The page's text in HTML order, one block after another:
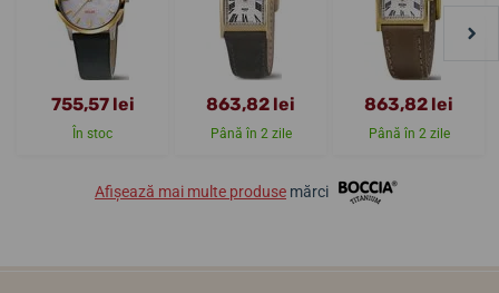
755,57 lei
În stoc
863,82 lei
Până în 2 zile
863,82 lei
Până în 2 zile
Afișează mai multe produse mărci